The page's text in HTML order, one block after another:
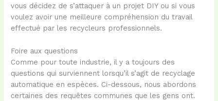
vous décidez de s’attaquer à un projet DIY ou si vous
voulez avoir une meilleure compréhension du travail
effectué par les recycleurs professionnels.
Foire aux questions
Comme pour toute industrie, il y a toujours des
questions qui surviennent lorsqu’il s’agit de recyclage
automatique en espèces. Ci-dessous, nous abordons
certaines des requêtes communes que les gens ont.